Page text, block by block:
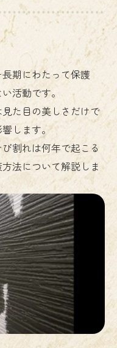
期にわたって保護
活動です。
た目の美しさだけで
します。
割れは何年で起こる
法について解説しま